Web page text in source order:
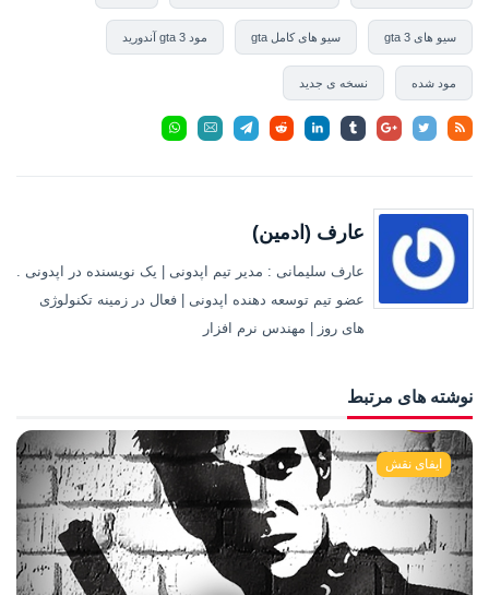
سیو های gta 3 سیو های کامل gta مود gta 3 آندورید
مود شده نسخه ی جدید
عارف (ادمین)
عارف سلیمانی : مدیر تیم اپدونی | یک نویسنده در اپدونی .
عضو تیم توسعه دهنده اپدونی | فعال در زمینه تکنولوژی
های روز | مهندس نرم افزار
نوشته های مرتبط
ایفای نقش